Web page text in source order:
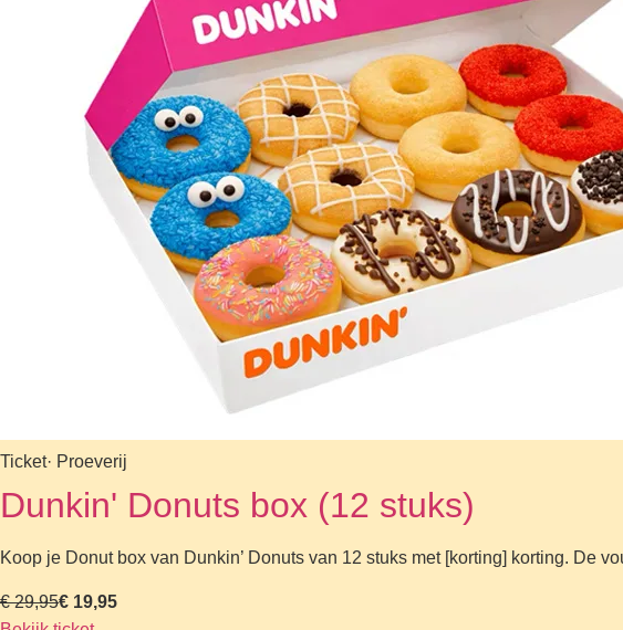
Ticket· Proeverij
Dunkin' Donuts box (12 stuks)
Koop je Donut box van Dunkin’ Donuts van 12 stuks met [korting] korting. De
€ 29,95€ 19,95